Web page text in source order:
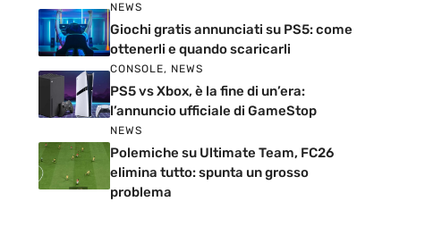
NEWS
Giochi gratis annunciati su PS5: come
ottenerli e quando scaricarli
CONSOLE, NEWS
PS5 vs Xbox, è la fine di un’era:
l’annuncio ufficiale di GameStop
NEWS
Polemiche su Ultimate Team, FC26
elimina tutto: spunta un grosso
problema